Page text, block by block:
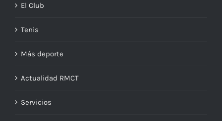
El Club
Tenis
Más deporte
Actualidad RMCT
Servicios